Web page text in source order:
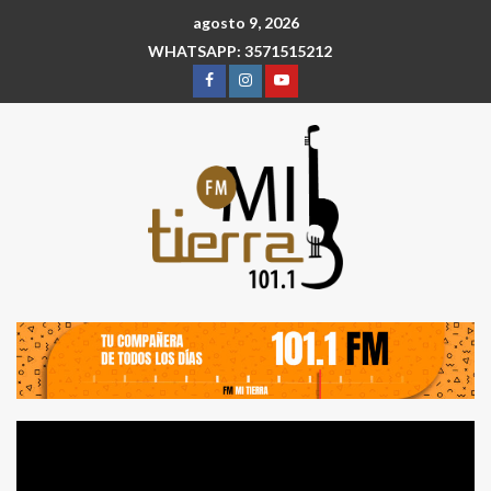
agosto 9, 2026
WHATSAPP: 3571515212